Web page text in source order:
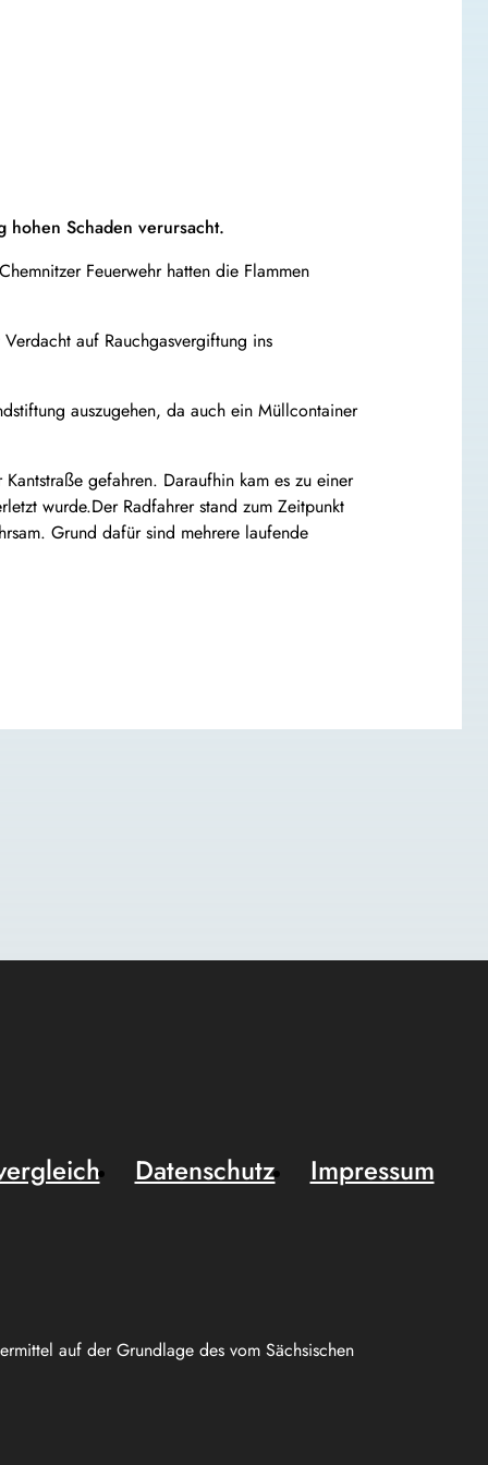
hohen Schaden verursacht.
Feuerwehr hatten die Flammen
auf Rauchgasvergiftung ins
auszugehen, da auch ein Müllcontainer
gefahren. Daraufhin kam es zu einer
wurde.Der Radfahrer stand zum Zeitpunkt
Grund dafür sind mehrere laufende
auf der Grundlage des vom Sächsischen
Datenschutz
Impressum